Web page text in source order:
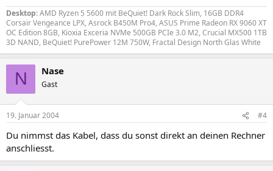
Desktop: AMD Ryzen 5 5600 mit BeQuiet! Dark Rock Slim, 16GB DDR4
Corsair Vengeance LPX, Asrock B450M Pro4, ASUS Prime Radeon RX 9060 XT
OC Edition 8GB, Kioxia Exceria NVMe 500GB PCIe 3.0 M2, Crucial MX500 1TB
3D NAND, BeQuiet! PurePower 12M 750W, Fractal Design North Glas White
N Nase
Gast
19. Januar 2004 #4
Du nimmst das Kabel, dass du sonst direkt an deinen Rechner
anschliesst.